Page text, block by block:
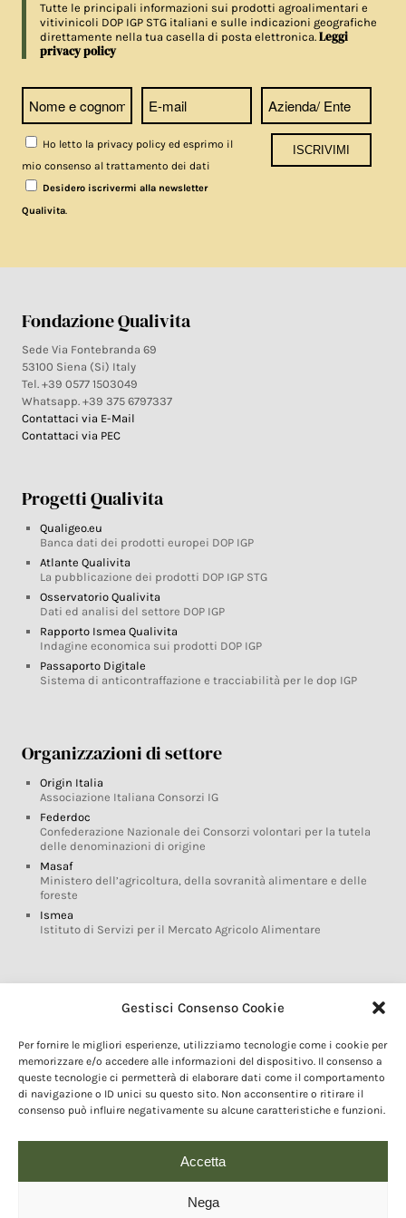
Gestisci Consenso Cookie
Per fornire le migliori esperienze, utilizziamo tecnologie come i cookie per
memorizzare e/o accedere alle informazioni del dispositivo. Il consenso a
queste tecnologie ci permetterà di elaborare dati come il comportamento
di navigazione o ID unici su questo sito. Non acconsentire o ritirare il
consenso può influire negativamente su alcune caratteristiche e funzioni.
Accetta
Nega
Tutte le principali informazioni sui prodotti agroalimentari e
vitivinicoli DOP IGP STG italiani e sulle indicazioni geografiche
direttamente nella tua casella di posta elettronica.Leggi
privacy policy
Ho letto la privacy policy ed esprimo il
mio consenso al trattamento dei dati
Desidero iscrivermi alla newsletter
Qualivita.
Fondazione Qualivita
Sede Via Fontebranda 69
53100 Siena (Si) Italy
Tel. +39 0577 1503049
Whatsapp. +39 375 6797337
Contattaci via E-Mail
Contattaci via PEC
Progetti Qualivita
Qualigeo.eu
Banca dati dei prodotti europei DOP IGP
Atlante Qualivita
La pubblicazione dei prodotti DOP IGP STG
Osservatorio Qualivita
Dati ed analisi del settore DOP IGP
Rapporto Ismea Qualivita
Indagine economica sui prodotti DOP IGP
Passaporto Digitale
Sistema di anticontraffazione e tracciabilità per le dop IGP
Organizzazioni di settore
Origin Italia
Associazione Italiana Consorzi IG
Federdoc
Confederazione Nazionale dei Consorzi volontari per la tutela
delle denominazioni di origine
Masaf
Ministero dell’agricoltura, della sovranità alimentare e delle
foreste
Ismea
Istituto di Servizi per il Mercato Agricolo Alimentare
Glossario DOP IGP
Marchi DOP IGP
Normativa prodotti DOP IGP
Consorzi di Tutela
Farm To Fork e prodotti DOP IGP